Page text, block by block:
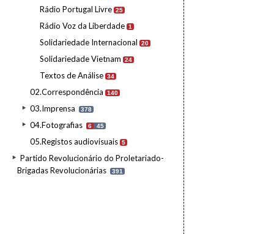
Rádio Portugal Livre 25
Rádio Voz da Liberdade 1
Solidariedade Internacional 20
Solidariedade Vietnam 24
Textos de Análise 34
02.Correspondência 140
03.Imprensa 378
04.Fotografias 6 45
05.Registos audiovisuais 5
Partido Revolucionário do Proletariado-
Brigadas Revolucionárias
391